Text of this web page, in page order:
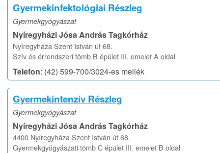
Gyermekinfektológiai Részleg
Gyermekgyógyászat
Nyíregyházi Jósa András Tagkórház
Nyíregyháza Szent István út 68.
Szív és érrendszeri tömb B épület III. emelet A oldal
Telefon: (42) 599-700/3024-es mellék
Gyermekintenzív Részleg
Gyermekgyógyászat
Nyíregyházi Jósa András Tagkórház
4400 Nyíregyháza Szent István út 68.
Gyermekgyógyászati tömb C épület III. emelet B oldal